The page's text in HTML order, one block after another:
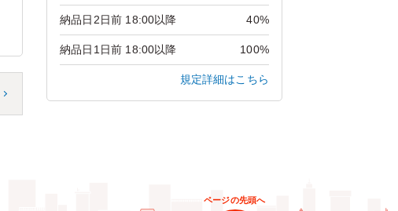
納品日2日前 18:00以降 40%
納品日1日前 18:00以降 100%
規定詳細はこちら
ページの先頭へ